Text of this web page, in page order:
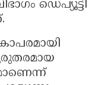
ഡെപ്യൂട്ടി